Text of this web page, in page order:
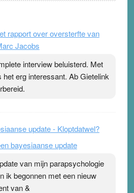
hun hartslag te verlagen
opnemen. Daarop heeft zo’n
het gevoel ‘makkelijker te
topspsort ›[...]
rapport over oversterfte van
Jacobs
interview beluisterd. Met
het erg interessant. Ab Gietelink
update - Kloptdatwel?
bayesiaanse update
van mijn parapsychologie
ik begonnen met een nieuw
van &